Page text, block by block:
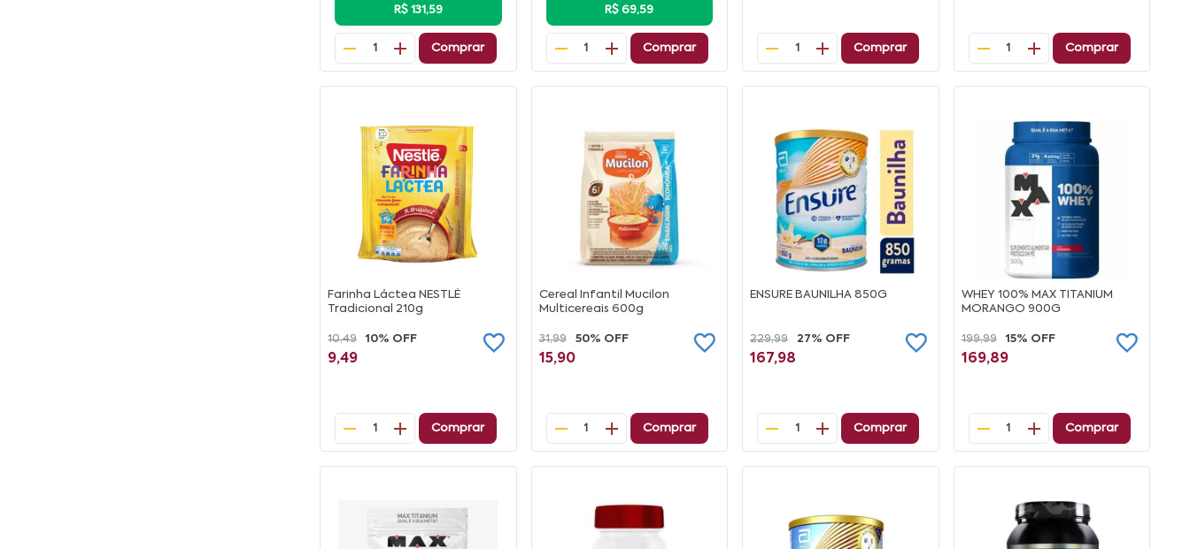
R$ 131,59
1 Comprar
R$ 69,59
1 Comprar 1 Comprar 1 Comprar
Farinha Láctea NESTLÉ
Tradicional 210g
10,49 10% OFF
9,49
1 Comprar
Cereal Infantil Mucilon
Multicereais 600g
31,99 50% OFF
15,90
1 Comprar
ENSURE BAUNILHA 850G
229,99 27% OFF
167,98
1 Comprar
WHEY 100% MAX TITANIUM
MORANGO 900G
199,99 15% OFF
169,89
1 Comprar